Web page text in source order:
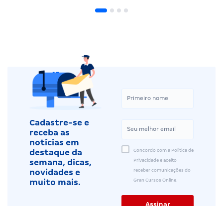
Cadastre-se e
receba as
notícias em
destaque da
semana, dicas,
novidades e
muito mais.
Concordo com a Política de
Privacidade e aceito
receber comunicações do
Gran Cursos Online.